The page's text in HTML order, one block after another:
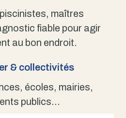
maîtres
fiable pour agir
au bon endroit.
& collectivités
écoles, mairies,
publics…